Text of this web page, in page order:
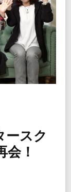
ースク
！